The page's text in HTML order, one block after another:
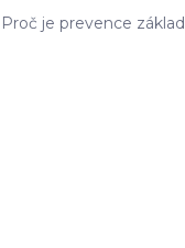
Proč je prevence základ